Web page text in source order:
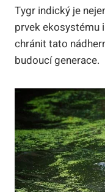
Tygr indický je
prvek ekosystému
chránit tato
budoucí generace.